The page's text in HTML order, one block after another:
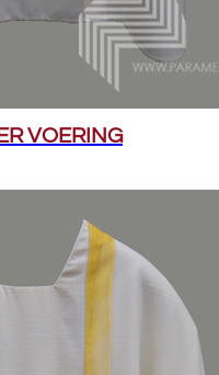
VOERING